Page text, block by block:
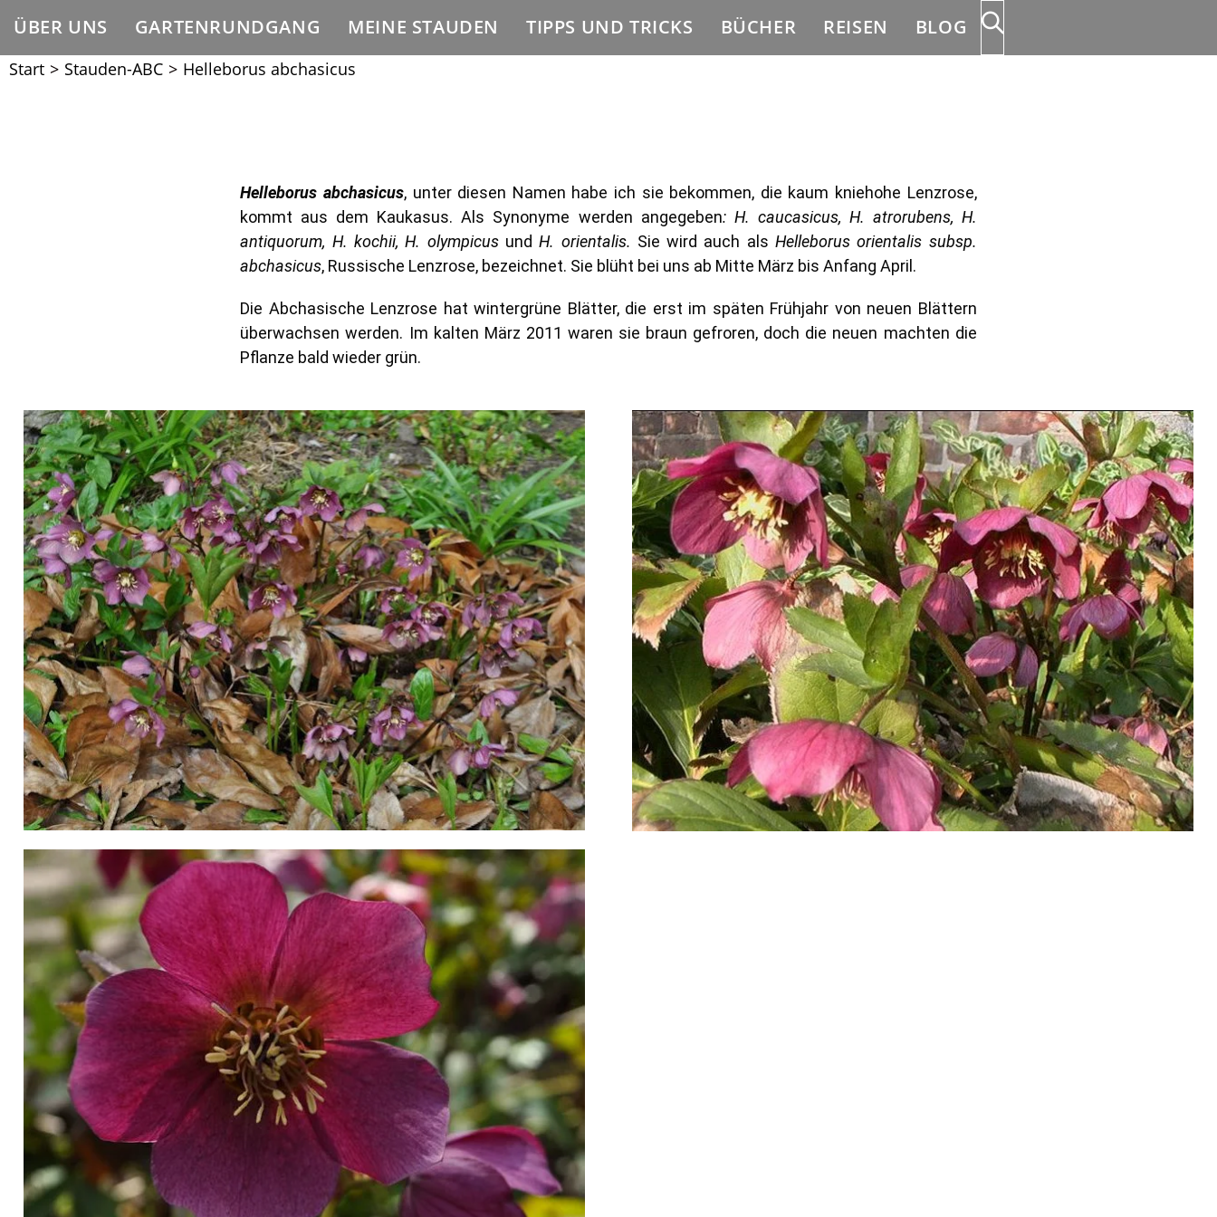
ÜBER UNS GARTENRUNDGANG MEINE STAUDEN TIPPS UND TRICKS BÜCHER REISEN BLOG
Start > Stauden-ABC > Helleborus abchasicus
Helleborus abchasicus, unter diesen Namen habe ich sie bekommen, die kaum kniehohe Lenzrose,
kommt aus dem Kaukasus. Als Synonyme werden angegeben: H. caucasicus, H. atrorubens, H.
antiquorum, H. kochii, H. olympicus und H. orientalis. Sie wird auch alsHelleborus orientalis subsp.
abchasicus, Russische Lenzrose, bezeichnet. Sie blüht bei uns ab Mitte März bis Anfang April.
Die Abchasische Lenzrose hat wintergrüne Blätter, die erst im späten Frühjahr von neuen Blättern
überwachsen werden. Im kalten März 2011 waren sie braun gefroren, doch die neuen machten die
Pflanze bald wieder grün.